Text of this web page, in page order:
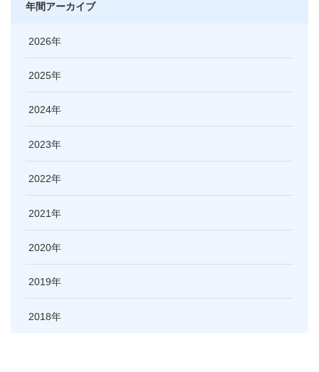
年間アーカイブ
2026
2025
2024
2023
2022
2021
2020
2019
2018